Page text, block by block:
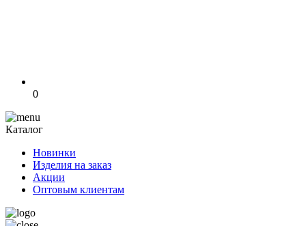
0
Каталог
Новинки
Изделия на заказ
Акции
Оптовым клиентам